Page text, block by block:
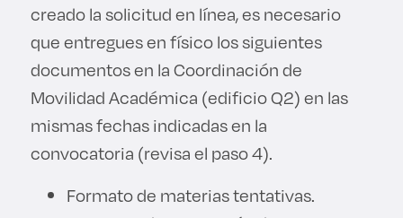
creado la solicitud en línea, es necesario
que entregues en físico los siguientes
documentos en la Coordinación de
Movilidad Académica (edificio Q2) en las
mismas fechas indicadas en la
convocatoria (revisa el paso 4).
Formato de materias tentativas.